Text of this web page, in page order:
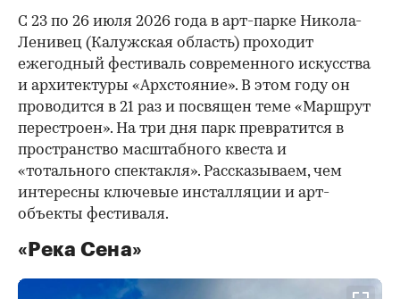
С 23 по 26 июля 2026 года в арт-парке Никола-
Ленивец (Калужская область) проходит
ежегодный фестиваль современного искусства
и архитектуры «Архстояние». В этом году он
проводится в 21 раз и посвящен теме «Маршрут
перестроен». На три дня парк превратится в
пространство масштабного квеста и
«тотального спектакля». Рассказываем, чем
интересны ключевые инсталляции и арт-
объекты фестиваля.
«Река Сена»